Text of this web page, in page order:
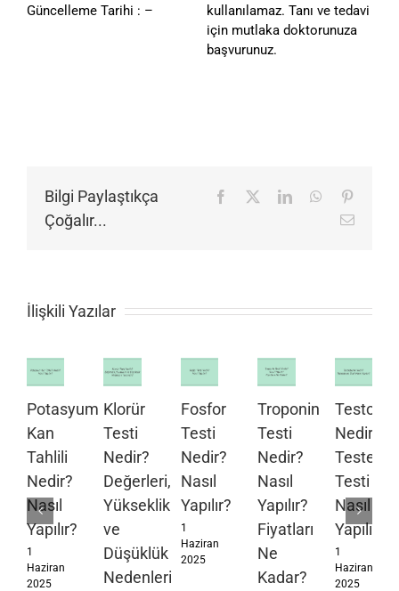
Güncelleme Tarihi : –
kullanılamaz. Tanı ve tedavi
için mutlaka doktorunuza
başvurunuz.
Bilgi Paylaştıkça
Çoğalır...
Facebook LinkedInWhatsApp
E-
İlişkili Yazılar
Potasyum
Kan
Tahlili
Nedir?
Nasıl
Yapılır?
1
Haziran
2025
Klorür
Testi
Nedir?
Değerleri,
Yükseklik
ve
Düşüklük
Nedenleri
Fosfor
Testi
Nedir?
Nasıl
Yapılır?
1
Haziran
2025
Troponin
Testi
Nedir?
Nasıl
Yapılır?
Fiyatları
Ne
Kadar?
Nedir?
Testi
Nasıl
Yapılır?
1
Haziran
2025